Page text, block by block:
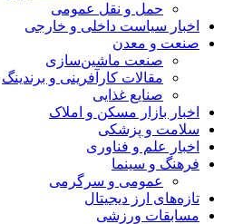
حمل و نقل عمومی
اخبار سیاست داخلی و خارجی
صنعت و معدن
صنعت ماشین‌سازی
مقالات کارآفرینی و برندینگ
صنایع غذایی
اخبار بازار مسکن و املاک
سلامت و پزشکی
اخبار علم و فناوری
فرهنگ و سینما
عمومی و سرگرمی
تازه‌های ارز دیجیتال
مسابقات ورزشی